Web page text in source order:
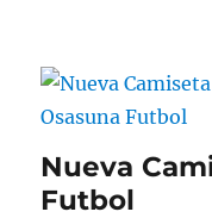
Nueva
Futbol